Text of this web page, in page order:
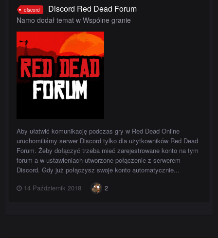
discord Discord Red Dead Forum
Namo dodał temat w Wspólne granie
Aby ułatwić komunikację podczas gry w Red Dead Online
uruchomiliśmy serwer Discord tylko dla użytkowników Red Dead
Forum. Żeby dołączyć trzeba mieć zarejestrowane konto na tym
forum a w ustawieniach utworzone połączenie z serwerem
Discord. Gdy już połączysz swoje konto automatycznie...
14 Październik 2018
2